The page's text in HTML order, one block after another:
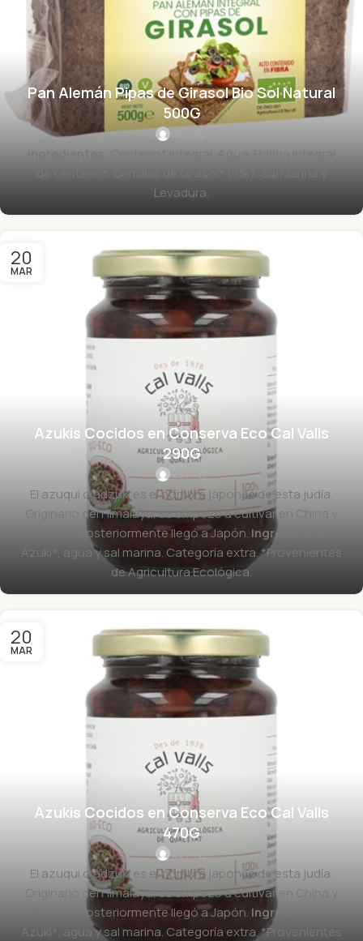
Pan Alemán Pipas de Girasol Bio Sol Natural
500G
dev
Levadura.
20
MAR
Azukis Cocidos en Conserva Eco Cal Valls
290G
dev
El azuqui o adzuki es el nombre japonés de esta judía.
Originario del Himalaya, se empezó a cultivar en China y
Corea y posteriormente llegó a Japón. Ingredientes:
Azuki*, agua y sal marina. Categoría extra. *Provenientes
de Agricultura Ecológica.
20
MAR
Azukis Cocidos en Conserva Eco Cal Valls
470G
dev
El azuqui o adzuki es el nombre japonés de esta judía.
Originario del Himalaya, se empezó a cultivar en China y
Corea y posteriormente llegó a Japón. Ingredientes:
Azuki*, agua y sal marina. Categoría extra. *Provenientes